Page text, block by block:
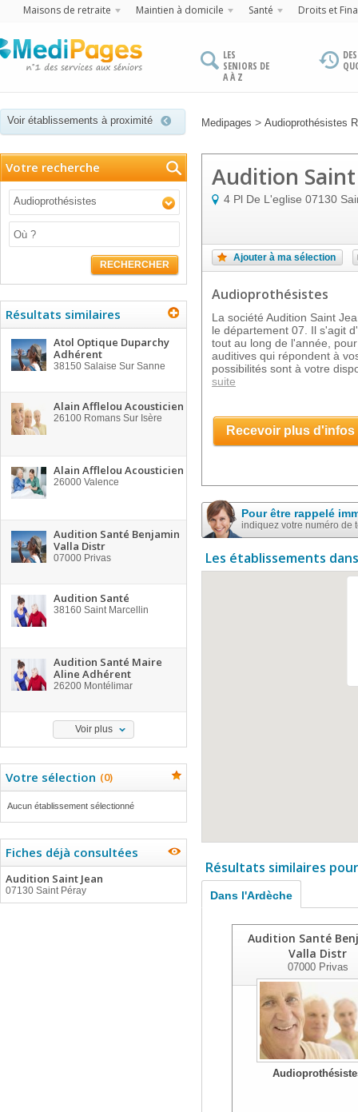
Maisons de retraite Maintien à domicile Santé Droits et
LES
SENIORS DE
A À Z
Voir établissements à proximité Medipages > Audioprothésistes
Votre recherche
Audioprothésistes
RECHERCHER
Résultats similaires
Atol Optique Duparchy
Adhérent
38150 Salaise Sur Sanne
Alain Afflelou Acousticien
26100 Romans Sur Isère
Alain Afflelou Acousticien
26000 Valence
Audition Santé Benjamin
Valla Distr
07000 Privas
Audition Santé
38160 Saint Marcellin
Audition Santé Maire
Aline Adhérent
26200 Montélimar
Voir plus
Votre sélection (0)
Aucun établissement sélectionné
Fiches déjà consultées
Audition Saint Jean
07130 Saint Péray
Audition Saint
4 Pl De L'eglise 07130
Ajouter à ma sélection
Audioprothésistes
La société Audition Saint
le département 07. Il s'agit
tout au long de l'année,
auditives qui répondent à
possibilités sont à votre
suite
Recevoir plus d'infos
Pour être rappelé
indiquez votre numéro de
Les établissements
Résultats similaires
Dans l'Ardèche
Audition Santé
Valla Distr
07000Privas